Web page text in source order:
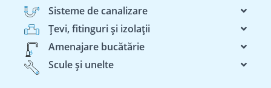
Sisteme de canalizare
Țevi, fitinguri și izolații
Amenajare bucătărie
Scule și unelte